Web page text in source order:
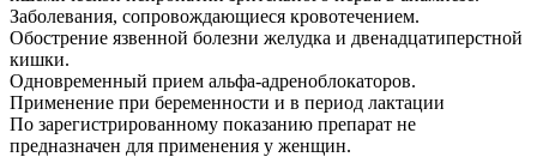
Заболевания, сопровождающиеся кровотечением.
Обострение язвенной болезни желудка и двенадцатиперстной
кишки.
Одновременный прием альфа-адреноблокаторов.
Применение при беременности и в период лактации
По зарегистрированному показанию препарат не
предназначен для применения у женщин.